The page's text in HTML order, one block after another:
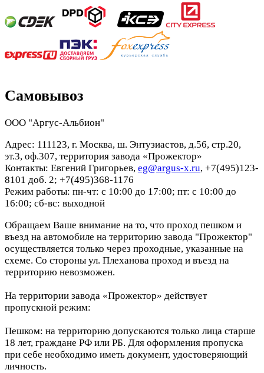
Самовывоз
ООО "Аргус-Альбион"
Адрес: 111123, г. Москва, ш. Энтузиастов, д.56, стр.20,
эт.3, оф.307, территория завода «Прожектор»
Контакты: Евгений Григорьев, eg@argus-x.ru, +7(495)123-
8101 доб. 2; +7(495)368-1176
Режим работы: пн-чт: с 10:00 до 17:00; пт: с 10:00 до
16:00; сб-вс: выходной
Обращаем Ваше внимание на то, что проход пешком и
въезд на автомобиле на территорию завода "Прожектор"
осуществляется только через проходные, указанные на
схеме. Со стороны ул. Плеханова проход и въезд на
территорию невозможен.
На территории завода «Прожектор» действует
пропускной режим:
Пешком: на территорию допускаются только лица старше
18 лет, граждане РФ или РБ. Для оформления пропуска
при себе необходимо иметь документ, удостоверяющий
личность.